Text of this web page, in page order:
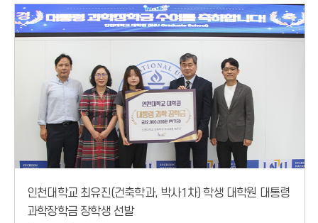
인천대학교 최유진(건축학과, 박사1차) 학생 대학원 대통령
과학장학금 장학생 선발